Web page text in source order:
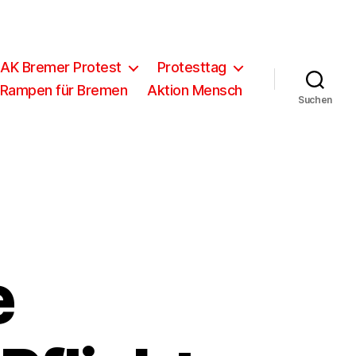
Bremer Protest
Protesttag
für Bremen Aktion Mensch
Suchen